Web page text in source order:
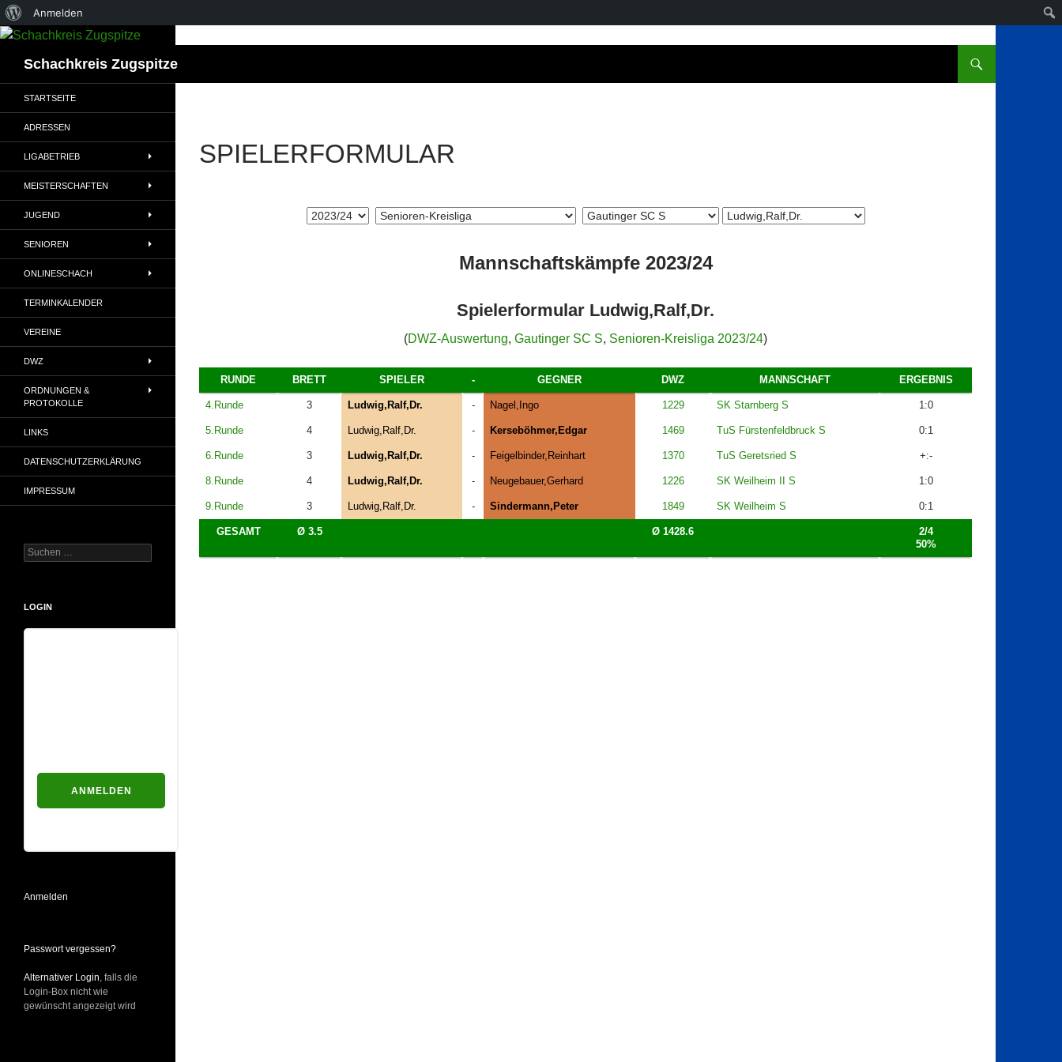
Über
WordPress
Anmelden
Schachkreis Zugspitze
SPIELERFORMULAR
Mannschaftskämpfe 2023/24
Spielerformular Ludwig,Ralf,Dr.
(DWZ-Auswertung, Gautinger SC S, Senioren-Kreisliga 2023/24)
RUNDE BRETT SPIELER - GEGNER DWZ MANNSCHAFT ERGEBNIS
4.Runde 3 Ludwig,Ralf,Dr. - Nagel,Ingo 1229 SK Starnberg S 1:0
5.Runde 4 Ludwig,Ralf,Dr. - Kerseböhmer,Edgar 1469 TuS Fürstenfeldbruck S 0:1
6.Runde 3 Ludwig,Ralf,Dr. - Feigelbinder,Reinhart 1370 TuS Geretsried S +:-
8.Runde 4 Ludwig,Ralf,Dr. - Neugebauer,Gerhard 1226 SK Weilheim II S 1:0
9.Runde 3 Ludwig,Ralf,Dr. - Sindermann,Peter 1849 SK Weilheim S 0:1
GESAMT Ø 3.5 Ø 1428.6
2/4
50%
STARTSEITE
ADRESSEN
LIGABETRIEB
MEISTERSCHAFTEN
JUGEND
SENIOREN
ONLINESCHACH
TERMINKALENDER
VEREINE
DWZ
ORDNUNGEN &
PROTOKOLLE
LINKS
DATENSCHUTZERKLÄRUNG
IMPRESSUM
Suchen
nach:
LOGIN
Anmelden
Passwort vergessen?
Alternativer Login , falls die
Login-Box nicht wie
gewünscht angezeigt wird